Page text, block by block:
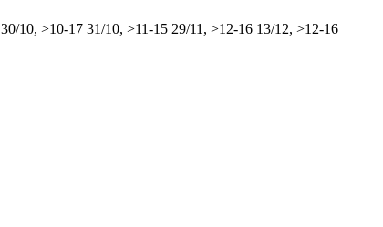
30/10, >10-17 31/10, >11-15 29/11, >12-16 13/12, >12-16